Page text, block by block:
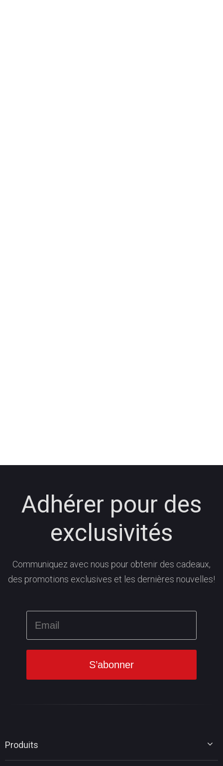
Adhérer pour des
exclusivités
Communiquez avec nous pour obtenir des cadeaux,
des promotions exclusives et les dernières nouvelles!
Produits